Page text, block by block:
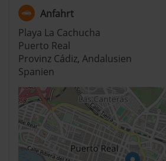
Anfahrt
Playa La Cachucha
Puerto Real
Provinz Cádiz, Andalusien
Spanien